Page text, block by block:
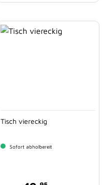
Tisch viereckig
Sofort abholbereit